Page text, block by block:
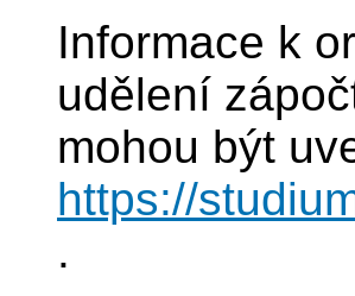
Informace k
udělení
mohou být
https://
.